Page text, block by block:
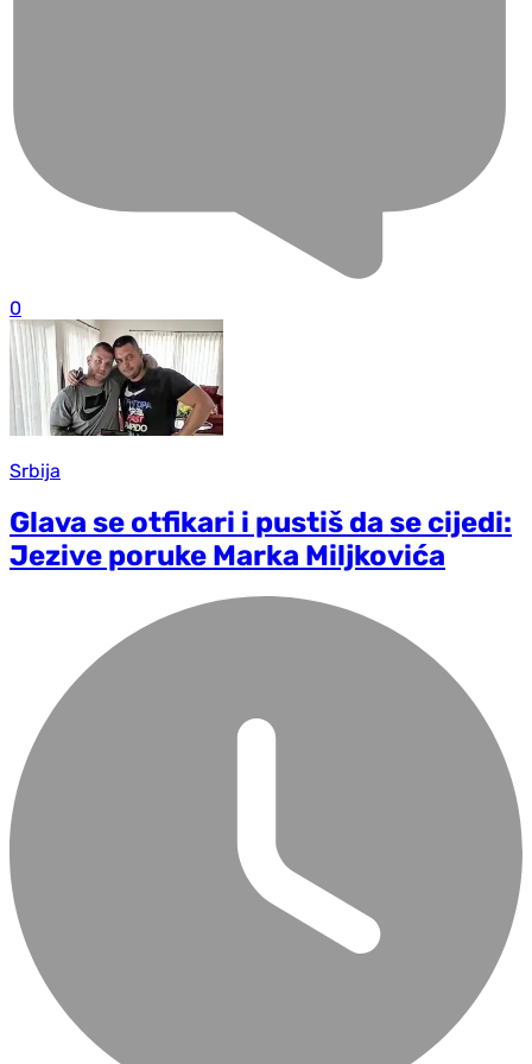
0
Srbija
Glava se otfikari i pustiš da se cijedi:
Jezive poruke Marka Miljkovića